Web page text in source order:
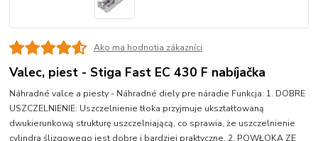
Ako ma hodnotia zákazníci
Valec, piest - Stiga Fast EC 430 F nabíjačka
Náhradné valce a piesty - Náhradné diely pre náradie Funkcja: 1. DOBRE
USZCZELNIENIE: Uszczelnienie tłoka przyjmuje ukształtowaną
dwukierunkową strukturę uszczelniającą, co sprawia, że ​​uszczelnienie
cylindra ślizgowego jest dobre i bardziej praktyczne. 2. POWŁOKA ZE